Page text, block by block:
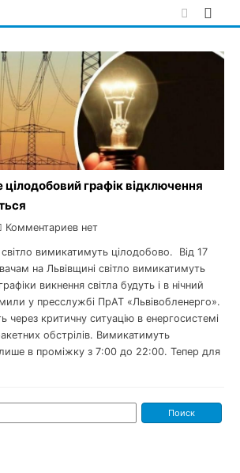
цілодобовий графік відключення
Комментариев нет
вимикатимуть цілодобово. Від 17
на Львівщині світло вимикатимуть
викнення світла будуть і в нічний
у пресслужбі ПрАТ «Львівобленерго».
через критичну ситуацію в енергосистемі
обстрілів. Вимикатимуть
в проміжку з 7:00 до 22:00. Тепер для